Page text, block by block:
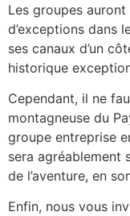
Les groupes
d’exceptions dans
ses canaux d’un
historique
Cependant, il ne
montagneuse du
groupe entreprise
sera agréablement
de l’aventure, en
Enfin, nous vous